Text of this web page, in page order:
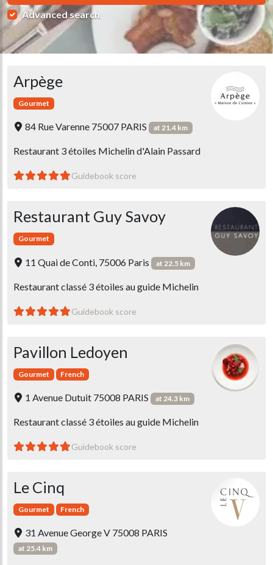
Advanced search
Arpège
Gourmet
84 Rue Varenne 75007 PARIS at 21.4 km
Restaurant 3 étoiles Michelin d'Alain Passard
Guidebook score
Restaurant Guy Savoy
Gourmet
11 Quai de Conti, 75006 Paris at 22.5 km
Restaurant classé 3 étoiles au guide Michelin
Guidebook score
Pavillon Ledoyen
Gourmet French
1 Avenue Dutuit 75008 PARIS at 24.3 km
Restaurant classé 3 étoiles au guide Michelin
Guidebook score
Le Cinq
Gourmet French
31 Avenue George V 75008 PARIS
at 25.4 km